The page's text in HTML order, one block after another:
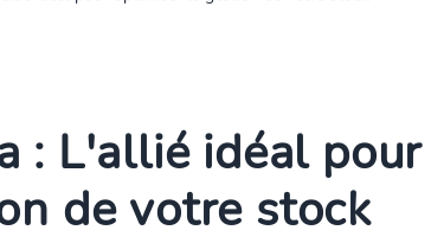
: L'allié idéal pour
de votre stock